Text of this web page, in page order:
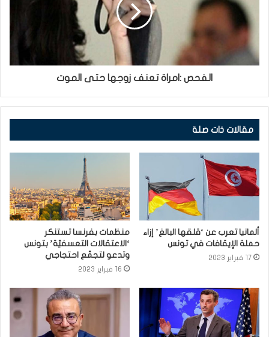
الفحص :امراة تعنف زوجها حتى الموت
مقالات ذات صلة
ألمانيا تعرب عن ‘قلقها البالغ’ إزاء
حملة الإيقافات في تونس
17 فبراير 2023
منظمات بفرنسا تستنكر
‘الاعتقالات التعسفيّة’ بتونس
وتدعو لتجمّع احتجاجي
16 فبراير 2023